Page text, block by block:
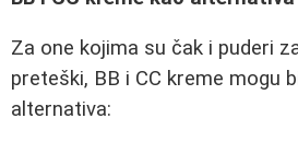
Za one kojima su čak i puderi
preteški, BB i CC kreme mogu
alternativa: